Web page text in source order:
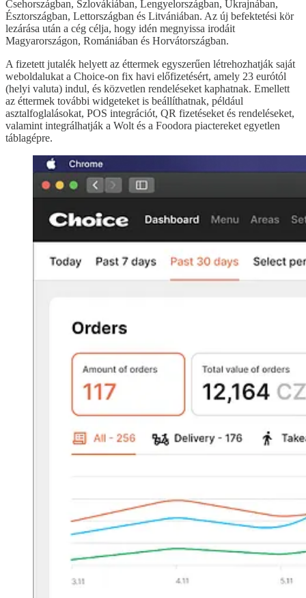
Csehországban, Szlovákiában, Lengyelországban, Ukrajnában,
Észtországban, Lettországban és Litvániában. Az új befektetési kör
lezárása után a cég célja, hogy idén megnyissa irodáit
Magyarországon, Romániában és Horvátországban.
A fizetett jutalék helyett az éttermek egyszerűen létrehozhatják saját
weboldalukat a Choice-on fix havi előfizetésért, amely 23 eurótól
(helyi valuta) indul, és közvetlen rendeléseket kaphatnak. Emellett
az éttermek további widgeteket is beállíthatnak, például
asztalfoglalásokat, POS integrációt, QR fizetéseket és rendeléseket,
valamint integrálhatják a Wolt és a Foodora piactereket egyetlen
táblagépre.